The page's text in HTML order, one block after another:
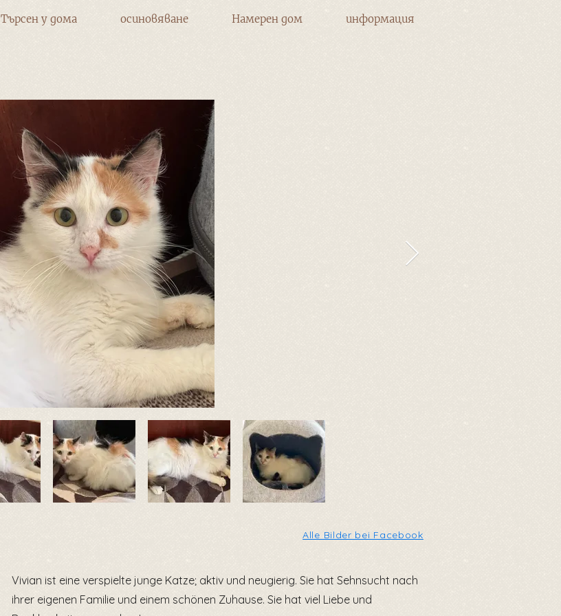
Търсен у дома осиновяване Намерен дом информация
Alle Bilder bei Facebook
Vivian ist eine verspielte junge Katze; aktiv und neugierig. Sie hat Sehnsucht nach
ihrer eigenen Familie und einem schönen Zuhause. Sie hat viel Liebe und